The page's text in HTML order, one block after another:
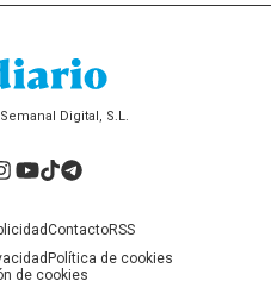
Digital, S.L.
ContactoRSS
Política de cookies
de cookies
Instagram
YouTube
TikTok
Telegram